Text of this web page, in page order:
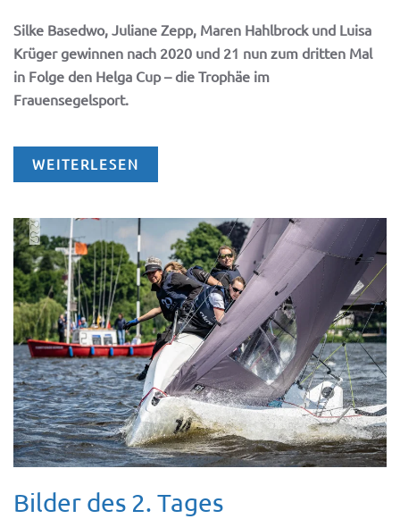
Silke Basedwo, Juliane Zepp, Maren Hahlbrock und Luisa
Krüger gewinnen nach 2020 und 21 nun zum dritten Mal
in Folge den Helga Cup – die Trophäe im
Frauensegelsport.
WEITERLESEN
Bilder des 2. Tages